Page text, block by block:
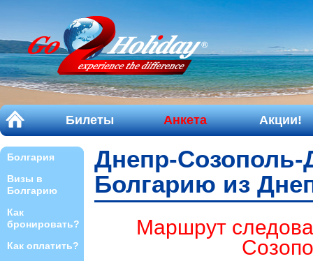
Билеты Анкета Акции!
Болгария
Визы в
Болгарию
Как
бронировать?
Как оплатить?
Днепр-Созополь-
Болгарию из
Маршрут